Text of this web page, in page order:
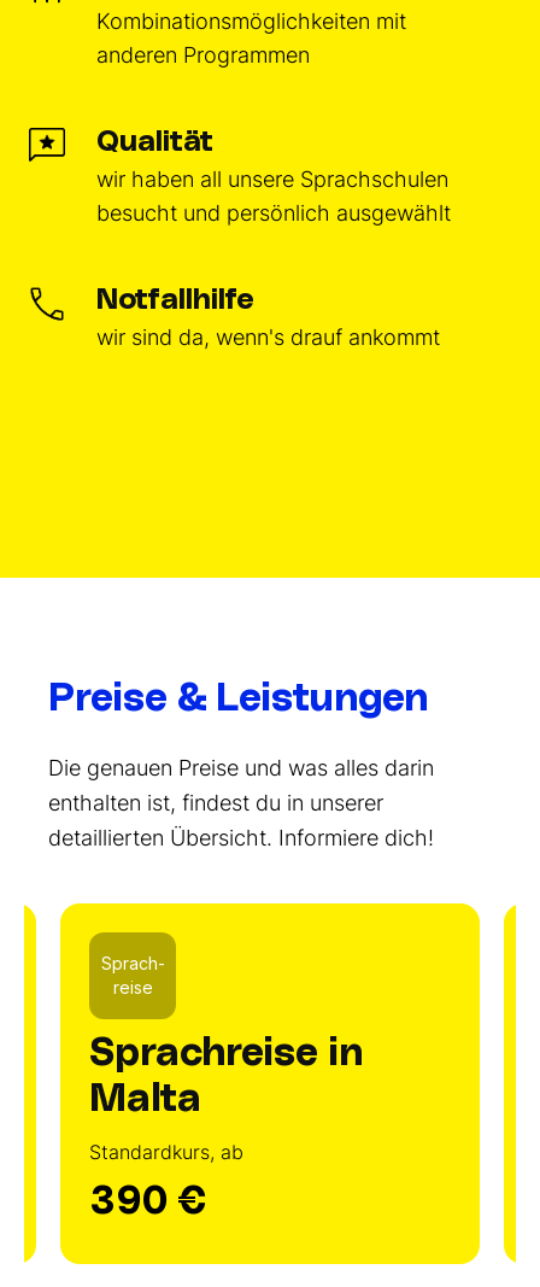
Kombinationsmöglichkeiten mit
anderen Programmen
Qualität
wir haben all unsere Sprachschulen
besucht und persönlich ausgewählt
Notfallhilfe
wir sind da, wenn's drauf ankommt
Preise & Leistungen
Die genauen Preise und was alles darin
enthalten ist, findest du in unserer
detaillierten Übersicht. Informiere dich!
Sprach-
reise
Sprachreise in
Malta
Standardkurs, ab
390 €